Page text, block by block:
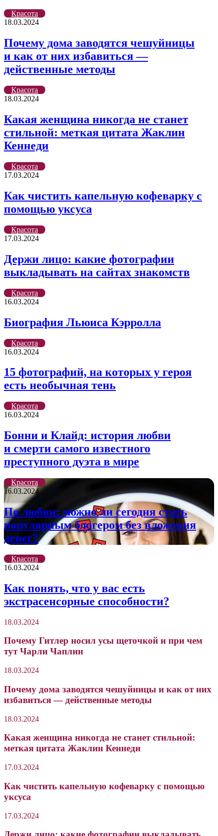
Красота
18.03.2024
Почему дома заводятся чешуйницы
и как от них избавиться —
действенные методы
Красота
18.03.2024
Какая женщина никогда не станет
стильной: меткая цитата Жаклин
Кеннеди
Красота
17.03.2024
Как чистить капельную кофеварку с
помощью уксуса
Красота
17.03.2024
Держи лицо: какие фотографии
выкладывать на сайтах знакомств
Красота
16.03.2024
Биография Льюиса Кэрролла
Красота
16.03.2024
15 фотографий, на которых у героя
есть необычная тень
Красота
16.03.2024
Бонни и Клайд: история любви
и смерти самого известного
преступного дуэта в мире
Красота
16.03.2024
По любви: можно ли сегодня стать
популярным блогером без вложения
денег?
Красота
16.03.2024
Как понять, что у вас есть
экстрасенсорные способности?
18.03.2024
Почему Гитлер носил усы щеточкой и при чем
тут Чарли Чаплин
18.03.2024
Почему дома заводятся чешуйницы и как от них
избавиться — действенные методы
18.03.2024
Какая женщина никогда не станет стильной:
меткая цитата Жаклин Кеннеди
17.03.2024
Как чистить капельную кофеварку с помощью
уксуса
17.03.2024